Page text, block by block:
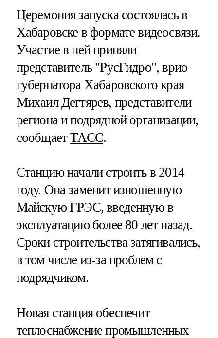
Церемония запуска состоялась в
Хабаровске в формате видеосвязи.
Участие в ней приняли
представитель "РусГидро", врио
губернатора Хабаровского края
Михаил Дегтярев, представители
региона и подрядной организации,
сообщаетТАСС.
Станцию начали строить в 2014
году. Она заменит изношенную
Майскую ГРЭС, введенную в
эксплуатацию более 80 лет назад.
Сроки строительства затягивались,
в том числе из-за проблем с
подрядчиком.
Новая станция обеспечит
теплоснабжение промышленных